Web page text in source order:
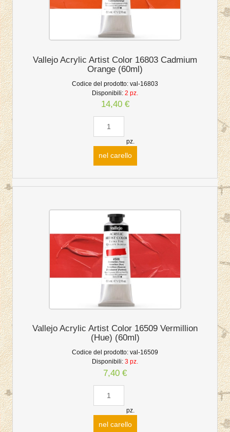
Vallejo Acrylic Artist Color 16803 Cadmium
Orange (60ml)
Codice del prodotto: val-16803
Disponibili: 2 pz.
14,40 €
pz.
nel carello
Vallejo Acrylic Artist Color 16509 Vermillion
(Hue) (60ml)
Codice del prodotto: val-16509
Disponibili: 3 pz.
7,40 €
pz.
nel carello